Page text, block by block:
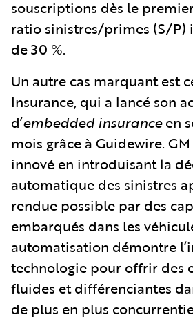
souscriptions dès le
ratio sinistres/primes (S/P)
de 30 %.
Un autre cas marquant est
Insurance, qui a lancé son
d’embedded insuranceen
mois grâce à Guidewire.
innové en introduisant la
automatique des sinistres
rendue possible par des
embarqués dans les
automatisation démontre
technologie pour offrir des
fluides et différenciantes
de plus en plus